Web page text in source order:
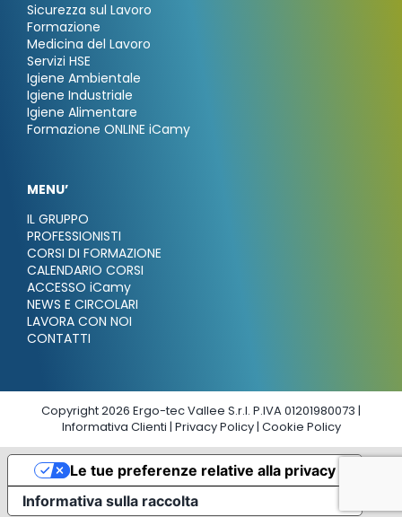
Sicurezza sul Lavoro
Formazione
Medicina del Lavoro
Servizi HSE
Igiene Ambientale
Igiene Industriale
Igiene Alimentare
Formazione ONLINE iCamy
MENU’
IL GRUPPO
PROFESSIONISTI
CORSI DI FORMAZIONE
CALENDARIO CORSI
ACCESSO iCamy
NEWS E CIRCOLARI
LAVORA CON NOI
CONTATTI
Copyright 2026 Ergo-tec Vallee S.r.l. P.IVA 01201980073 |
Informativa Clienti | Privacy Policy| Cookie Policy
Informativa sulla raccolta
Le tue preferenze relative alla privacy